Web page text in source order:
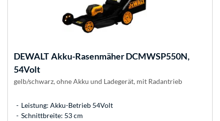
DEWALTAkku-Rasenmäher DCMWSP550N,
54Volt
gelb/schwarz, ohne Akku und Ladegerät, mit Radantrieb
Leistung: Akku-Betrieb 54Volt
Schnittbreite: 53 cm